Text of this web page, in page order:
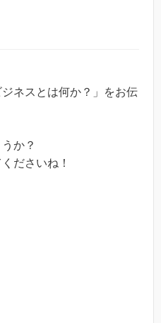
ネスとは何か？」をお伝
か？
ださいね！